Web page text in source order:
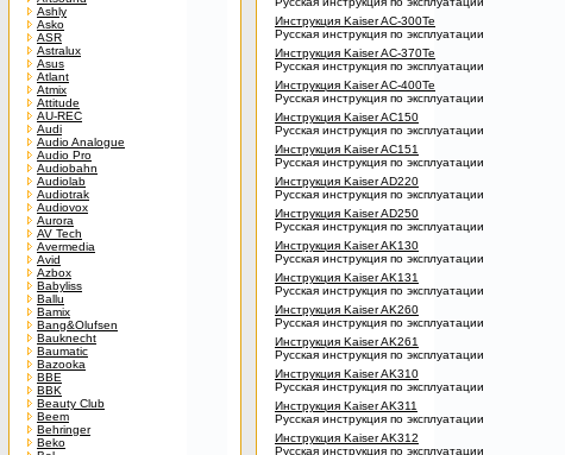
Ashly
Asko
ASR
Astralux
Asus
Atlant
Atmix
Attitude
AU-REC
Audi
Audio Analogue
Audio Pro
Audiobahn
Audiolab
Audiotrak
Audiovox
Aurora
AV Tech
Avermedia
Avid
Azbox
Babyliss
Ballu
Bamix
Bang&Olufsen
Bauknecht
Baumatic
Bazooka
BBE
BBK
Beauty Club
Beem
Behringer
Beko
Инструкция Kaiser AC-300Te
Русская инструкция по эксплуатации
Инструкция Kaiser AC-370Te
Русская инструкция по эксплуатации
Инструкция Kaiser AC-400Te
Русская инструкция по эксплуатации
Инструкция Kaiser AC150
Русская инструкция по эксплуатации
Инструкция Kaiser AC151
Русская инструкция по эксплуатации
Инструкция Kaiser AD220
Русская инструкция по эксплуатации
Инструкция Kaiser AD250
Русская инструкция по эксплуатации
Инструкция Kaiser AK130
Русская инструкция по эксплуатации
Инструкция Kaiser AK131
Русская инструкция по эксплуатации
Инструкция Kaiser AK260
Русская инструкция по эксплуатации
Инструкция Kaiser AK261
Русская инструкция по эксплуатации
Инструкция Kaiser AK310
Русская инструкция по эксплуатации
Инструкция Kaiser AK311
Русская инструкция по эксплуатации
Инструкция Kaiser AK312
Русская инструкция по эксплуатации